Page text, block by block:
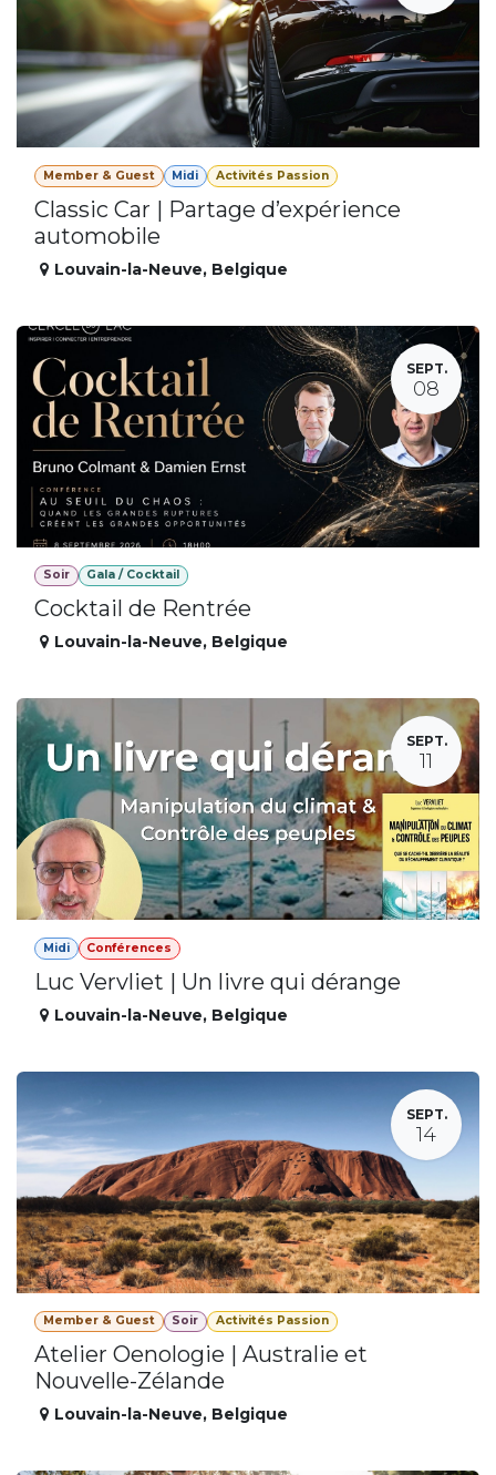
Member & Guest Midi Activités Passion
Classic Car | Partage d’expérience
automobile
Louvain-la-Neuve, Belgique
SEPT.
08
Soir Gala / Cocktail
Cocktail de Rentrée
Louvain-la-Neuve, Belgique
SEPT.
11
Midi Conférences
Luc Vervliet | Un livre qui dérange
Louvain-la-Neuve, Belgique
SEPT.
14
Member & Guest Soir Activités Passion
Atelier Oenologie | Australie et
Nouvelle-Zélande
Louvain-la-Neuve, Belgique